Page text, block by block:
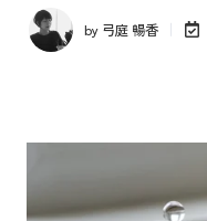
by 弓庭 暢香